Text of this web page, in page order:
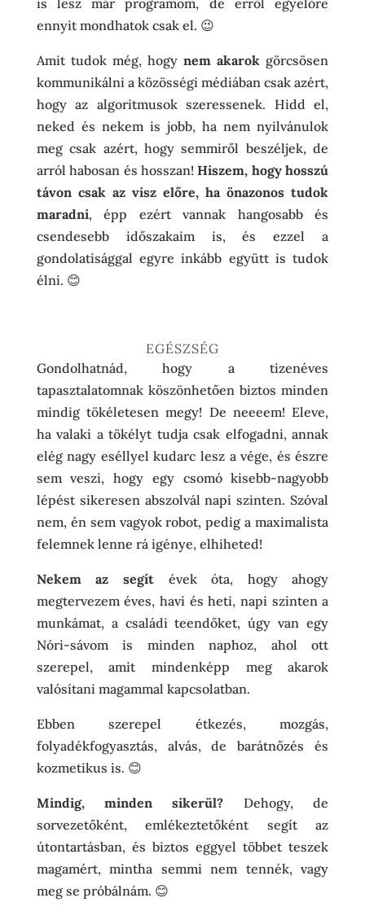
ennyit mondhatok csak el. 😉
Amit tudok még, hogynem akarok görcsösen
kommunikálni a közösségi médiában csak azért,
hogy az algoritmusok szeressenek. Hidd el,
neked és nekem is jobb, ha nem nyilvánulok
meg csak azért, hogy semmiről beszéljek, de
arról habosan és hosszan!Hiszem, hogy hosszú
távon csak az visz előre, ha önazonos tudok
maradni, épp ezért vannak hangosabb és
csendesebb időszakaim is, és ezzel a
gondolatisággal egyre inkább együtt is tudok
élni. 😊
EGÉSZSÉG
Gondolhatnád, hogy a tizenéves
tapasztalatomnak köszönhetően biztos minden
mindig tökéletesen megy! De neeeem! Eleve,
ha valaki a tökélyt tudja csak elfogadni, annak
elég nagy eséllyel kudarc lesz a vége, és észre
sem veszi, hogy egy csomó kisebb-nagyobb
lépést sikeresen abszolvál napi szinten. Szóval
nem, én sem vagyok robot, pedig a maximalista
felemnek lenne rá igénye, elhiheted!
Nekem az segítévek óta, hogy ahogy
megtervezem éves, havi és heti, napi szinten a
munkámat, a családi teendőket, úgy van egy
Nóri-sávom is minden naphoz, ahol ott
szerepel, amit mindenképp meg akarok
valósítani magammal kapcsolatban.
Ebben szerepel étkezés, mozgás,
folyadékfogyasztás, alvás, de barátnőzés és
kozmetikus is. 😊
Mindig, minden sikerül? Dehogy, de
sorvezetőként, emlékeztetőként segít az
útontartásban, és biztos eggyel többet teszek
magamért, mintha semmi nem tennék, vagy
meg se próbálnám. 😊